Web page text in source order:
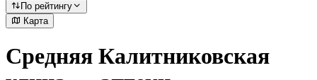
По рейтингу
Карта
Средняя Калитниковская